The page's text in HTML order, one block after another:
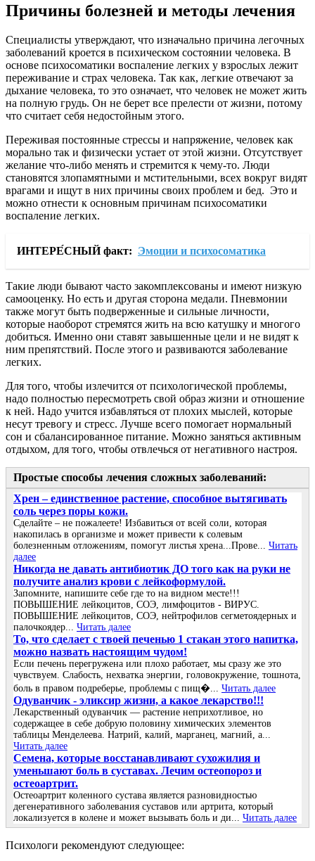
Причины болезней и методы лечения
Специалисты утверждают, что изначально причина легочных
заболеваний кроется в психическом состоянии человека. В
основе психосоматики воспаление легких у взрослых лежит
переживание и страх человека. Так как, легкие отвечают за
дыхание человека, то это означает, что человек не может жить
на полную грудь. Он не берет все прелести от жизни, потому
что считает себя недостойным этого.
Переживая постоянные стрессы и напряжение, человек как
морально так и физически устает от этой жизни. Отсутствует
желание что-либо менять и стремится к чему-то. Люди
становятся злопамятными и мстительными, всех вокруг видят
врагами и ищут в них причины своих проблем и бед. Это и
можно отнести к основным причинам психосоматики
воспаление легких.
ИНТЕРЕ́СНЫЙ факт: Эмоции и психосоматика
Такие люди бывают часто закомплексованы и имеют низкую
самооценку. Но есть и другая сторона медали. Пневмонии
также могут быть подверженные и сильные личности,
которые наоборот стремятся жить на всю катушку и многого
добиться. Именно они ставят завышенные цели и не видят к
ним препятствий. После этого и развиваются заболевание
легких.
Для того, чтобы излечится от психологической проблемы,
надо полностью пересмотреть свой образ жизни и отношение
к ней. Надо учится избавляться от плохих мыслей, которые
несут тревогу и стресс. Лучше всего помогает нормальный
сон и сбалансированное питание. Можно заняться активным
отдыхом, для того, чтобы отвлечься от негативного настроя.
Простые способы лечения сложных заболеваний:
Хрен – единственное растение, способное вытягивать
соль через поры кожи.
Сделайте – не пожалеете! Избавиться от всей соли, которая
накопилась в организме и может привести к солевым
болезненным отложениям, помогут листья хрена...Прове... Читать
далее
Никогда не давать антибиотик ДО того как на руки не
получите анализ крови с лейкоформулой.
Запомните, напишите себе где то на видном месте!!!
ПОВЫШЕНИЕ лейкоцитов, СОЭ, лимфоцитов - ВИРУС.
ПОВЫШЕНИЕ лейкоцитов, СОЭ, нейтрофилов сегметоядерных и
палочкоядер... Читать далее
То, что сделает с твоей печенью 1 стакан этого напитка,
можно назвать настоящим чудом!
Если печень перегружена или плохо работает, мы сразу же это
чувствуем. Слабость, нехватка энергии, головокружение, тошнота,
боль в правом подреберье, проблемы с пищ�... Читать далее
Одуванчик - эликсир жизни, а какое лекарство!!!
Лекарственный одуванчик — растение неприхотливое, но
содержащее в себе добрую половину химических элементов
таблицы Менделеева. Натрий, калий, марганец, магний, а...
Читать далее
Семена, которые восстанавливают сухожилия и
уменьшают боль в суставах. Лечим остеопороз и
остеоартрит.
Остеоартрит коленного сустава является разновидностью
дегенеративного заболевания суставов или артрита, который
локализуется в колене и может вызывать боль и ди... Читать далее
Психологи рекомендуют следующее: